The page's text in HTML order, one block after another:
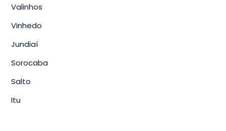
Valinhos
Vinhedo
Jundiaí
Sorocaba
Salto
Itu